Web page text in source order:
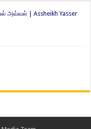
அவ்வல் | Assheikh Yasser